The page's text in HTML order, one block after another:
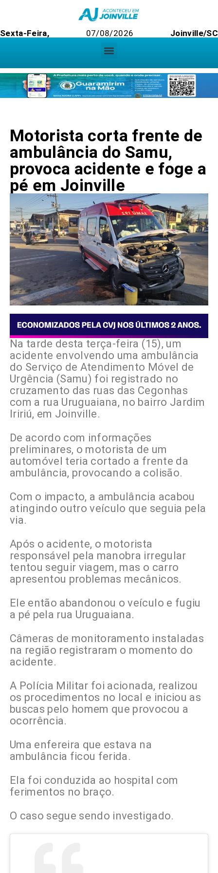
Sexta-Feira, 07/08/2026 Joinville/SC
Motorista corta frente de
ambulância do Samu,
provoca acidente e foge a
pé em Joinville
Na tarde desta terça-feira (15), um
acidente envolvendo uma ambulância
do Serviço de Atendimento Móvel de
Urgência (Samu) foi registrado no
cruzamento das ruas das Cegonhas
com a rua Uruguaiana, no bairro Jardim
Iririú, em Joinville.
De acordo com informações
preliminares, o motorista de um
automóvel teria cortado a frente da
ambulância, provocando a colisão.
Com o impacto, a ambulância acabou
atingindo outro veículo que seguia pela
via.
Após o acidente, o motorista
responsável pela manobra irregular
tentou seguir viagem, mas o carro
apresentou problemas mecânicos.
Ele então abandonou o veículo e fugiu
a pé pela rua Uruguaiana.
Câmeras de monitoramento instaladas
na região registraram o momento do
acidente.
A Polícia Militar foi acionada, realizou
os procedimentos no local e iniciou as
buscas pelo homem que provocou a
ocorrência.
Uma enfereira que estava na
ambulância ficou ferida.
Ela foi conduzida ao hospital com
ferimentos no braço.
O caso segue sendo investigado.